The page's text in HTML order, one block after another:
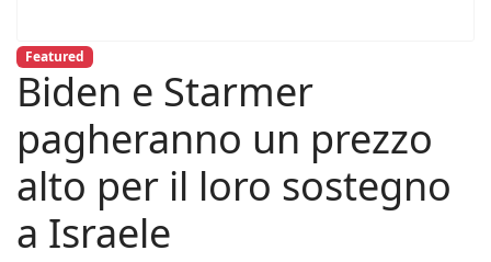
Featured
Biden e Starmer
pagheranno un prezzo
alto per il loro sostegno
a Israele